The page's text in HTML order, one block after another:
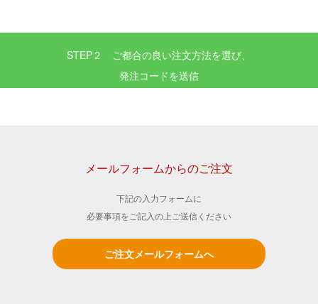
STEP２ ご都合の良い注文方法を選び、
発注コードを送信
メールフォームからのご注文
下記の入力フォームに
必要事項をご記入の上ご送信ください
ご注文メールフォームへ